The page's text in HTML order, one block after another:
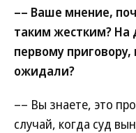
–– Ваше мнение,
таким жестким?
первому приговору,
ожидали?
–– Вы знаете, это
случай, когда суд